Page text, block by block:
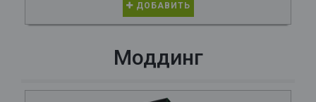
ДОБАВИТЬ
Моддинг